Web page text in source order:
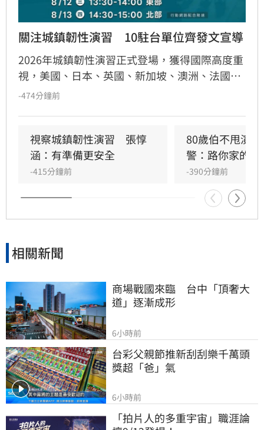
關注城鎮韌性演習　10駐台單位齊發文宣導
2026年城鎮韌性演習正式登場，獲得國際高度重
視，美國、日本、英國、新加坡、澳洲、法國、
荷蘭、紐西蘭、捷克及歐盟等10個駐台單位，近
疏散避難及行動網路降速等措施。國安會副秘書
長林飛帆表示，謝謝這些理念相近國家的關心和
支持。自助人助，「在許多朋友關心我們安全的
同時，我們也要為自己的安全多做一分準備。」
-474分鐘前
視察城鎮韌性演習　張惇
涵：有準備更安全
-415分鐘前
80歲伯不甩演
警：路你家的逆
-390分鐘前
相關新聞
商場戰國來臨　台中「頂奢大
道」逐漸成形
6小時前
台彩父親節推新刮刮樂千萬頭
獎超「爸」氣
6小時前
「拍片人的多重宇宙」職涯論